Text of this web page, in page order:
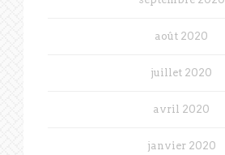
août 2020
juillet 2020
avril 2020
janvier 2020